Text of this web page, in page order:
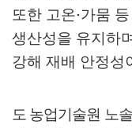
또한 고온·가뭄
생산성을 유지하며
강해 재배 안정성
도 농업기술원 노